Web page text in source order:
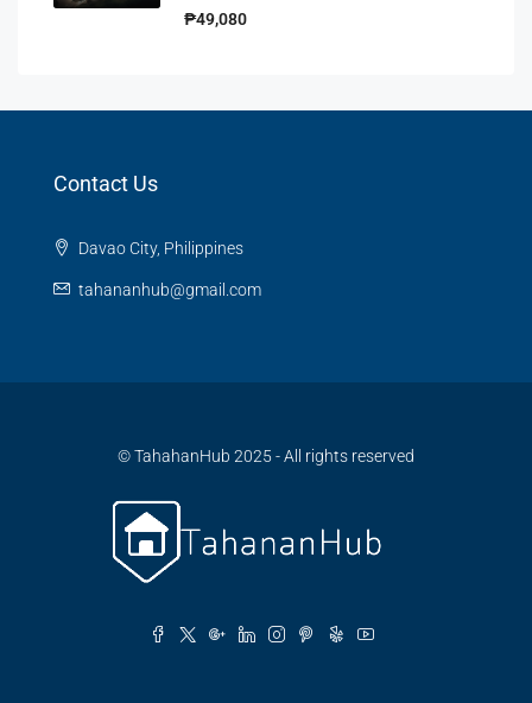
₱49,080
Contact Us
Davao City, Philippines
tahananhub@gmail.com
© TahahanHub 2025 - All rights reserved